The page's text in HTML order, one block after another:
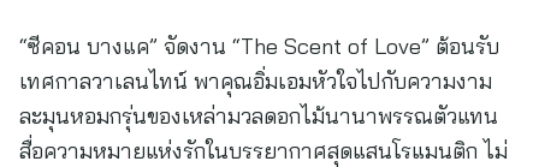
“ซีคอน บางแค” จัดงาน “The Scent of Love” ต้อนรับ
เทศกาลวาเลนไทน์ พาคุณอิ่มเอมหัวใจไปกับความงาม
ละมุนหอมกรุ่นของเหล่ามวลดอกไม้นานาพรรณตัวแทน
สื่อความหมายแห่งรักในบรรยากาศสุดแสนโรแมนติก ไม่